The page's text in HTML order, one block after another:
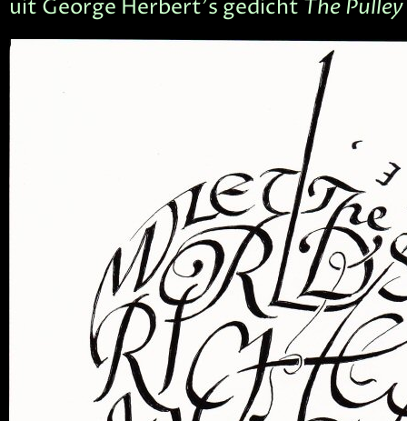
uit George Herbert's gedicht The Pulley